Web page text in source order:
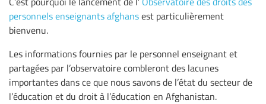
personnels enseignants afghansest particulièrement
bienvenu.
Les informations fournies par le personnel enseignant et
partagées par l’observatoire combleront des lacunes
importantes dans ce que nous savons de l’état du secteur de
l’éducation et du droit à l’éducation en Afghanistan.